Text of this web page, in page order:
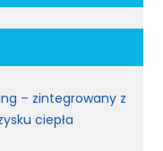
– zintegrowany z
ciepła